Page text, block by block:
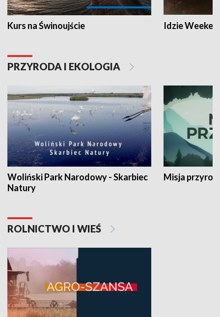
Kurs na Świnoujście Idzie
PRZYRODA I EKOLOGIA
Woliński Park Narodowy - Skarbiec
Natury
Misja
ROLNICTWO I WIEŚ